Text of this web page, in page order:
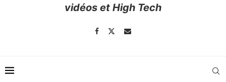
vidéos et High Tech